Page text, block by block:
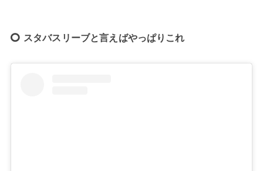
スタバスリーブと言えばやっぱりこれ